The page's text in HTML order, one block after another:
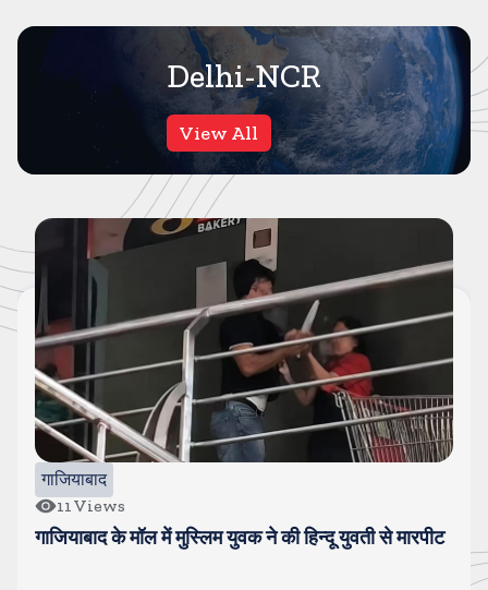
Delhi-NCR
View All
गाजियाबाद
11 Views
गाजियाबाद के मॉल में मुस्लिम युवक ने की हिन्दू युवती से मारपीट